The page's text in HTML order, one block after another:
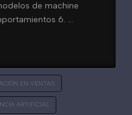
de machine
6. …
EN VENTAS
ARTIFICIAL